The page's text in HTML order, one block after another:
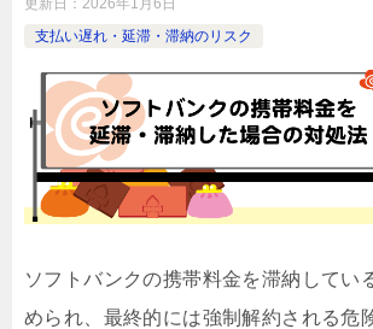
更新日： 2026年1月6日
支払い遅れ・延滞・滞納のリスク
ソフトバンクの携帯料金を滞納してい
められ、最終的には強制解約される危